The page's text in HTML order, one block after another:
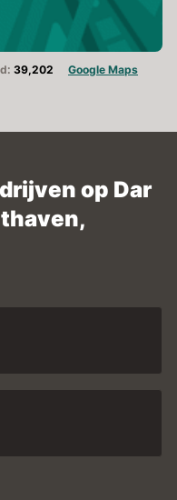
39,202 Google Maps
op Dar